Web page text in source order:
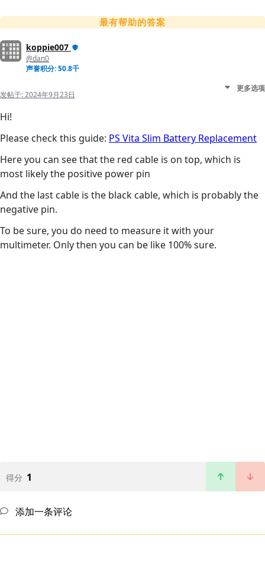
最有帮助的答案
koppie007
@dan0
声誉积分: 50.8千
发帖于:2024年9月23日
更多选项
Hi!
Please check this guide: PS Vita Slim Battery Replacement
Here you can see that the red cable is on top, which is
most likely the positive power pin
And the last cable is the black cable, which is probably the
negative pin.
To be sure, you do need to measure it with your
multimeter. Only then you can be like 100% sure.
得分 1
添加一条评论